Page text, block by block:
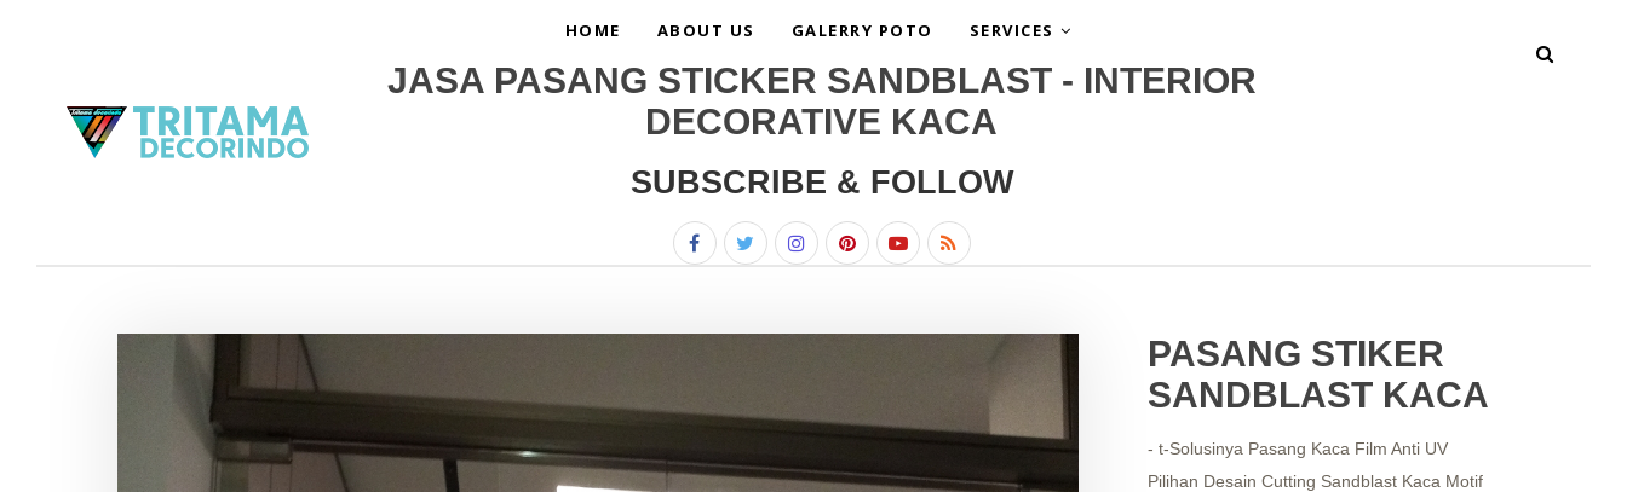
HOME ABOUT US GALERRY POTO SERVICES
JASA PASANG STICKER SANDBLAST - INTERIOR
DECORATIVE KACA
SUBSCRIBE & FOLLOW
PASANG STIKER
SANDBLAST KACA
- t-Solusinya Pasang Kaca Film Anti UV
Pilihan Desain Cutting Sandblast Kaca Motif